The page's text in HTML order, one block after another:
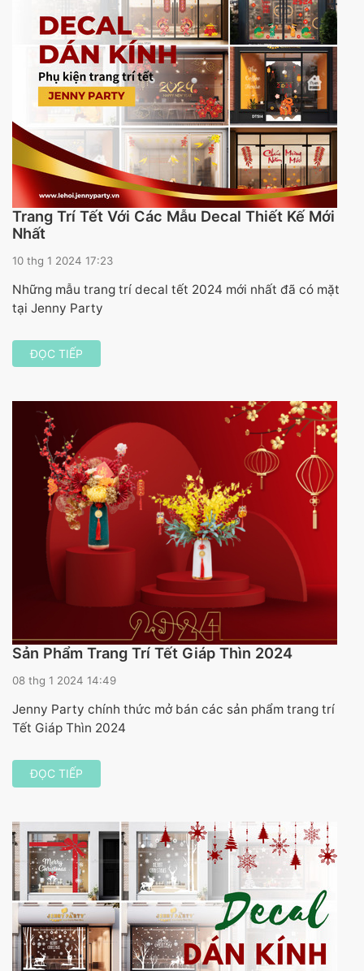
Trang Trí Tết Với Các Mẫu Decal Thiết Kế Mới
Nhất
10 thg 1 2024 17:23
Những mẫu trang trí decal tết 2024 mới nhất đã có mặt
tại Jenny Party
ĐỌC TIẾP
Sản Phẩm Trang Trí Tết Giáp Thìn 2024
08 thg 1 2024 14:49
Jenny Party chính thức mở bán các sản phẩm trang trí
Tết Giáp Thìn 2024
ĐỌC TIẾP